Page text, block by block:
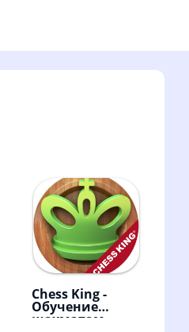
Chess King -
Обучение
шахматам